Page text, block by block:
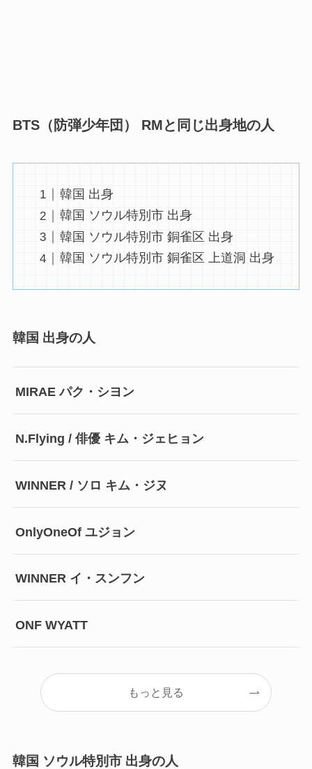
BTS（防弾少年団） RMと同じ出身地の人
韓国 出身
韓国 ソウル特別市 出身
韓国 ソウル特別市 銅雀区 出身
韓国 ソウル特別市 銅雀区 上道洞 出身
韓国 出身の人
MIRAE パク・シヨン
N.Flying / 俳優 キム・ジェヒョン
WINNER / ソロ キム・ジヌ
OnlyOneOf ユジョン
WINNER イ・スンフン
ONF WYATT
もっと見る
韓国 ソウル特別市 出身の人